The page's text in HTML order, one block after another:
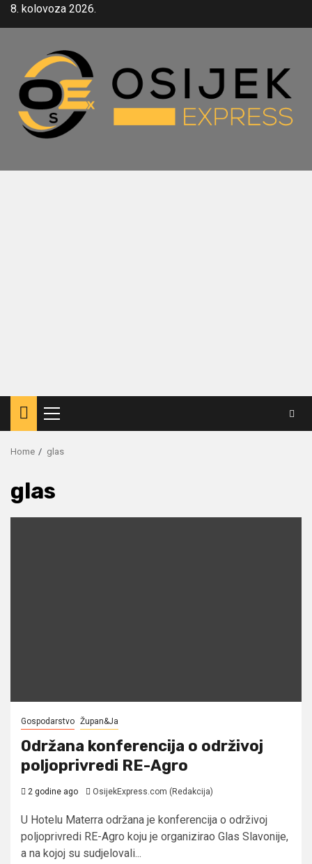
Skip8. kolovoza 2026.
Primary
Menu
Home glas
glas
Gospodarstvo Župan&Ja
Održana konferencija o održivoj
poljoprivredi RE-Agro
2 godine ago OsijekExpress.com (Redakcija)
U Hotelu Materra održana je konferencija o održivoj
poljoprivredi RE-Agro koju je organizirao Glas Slavonije,
a na kojoj su sudjelovali...